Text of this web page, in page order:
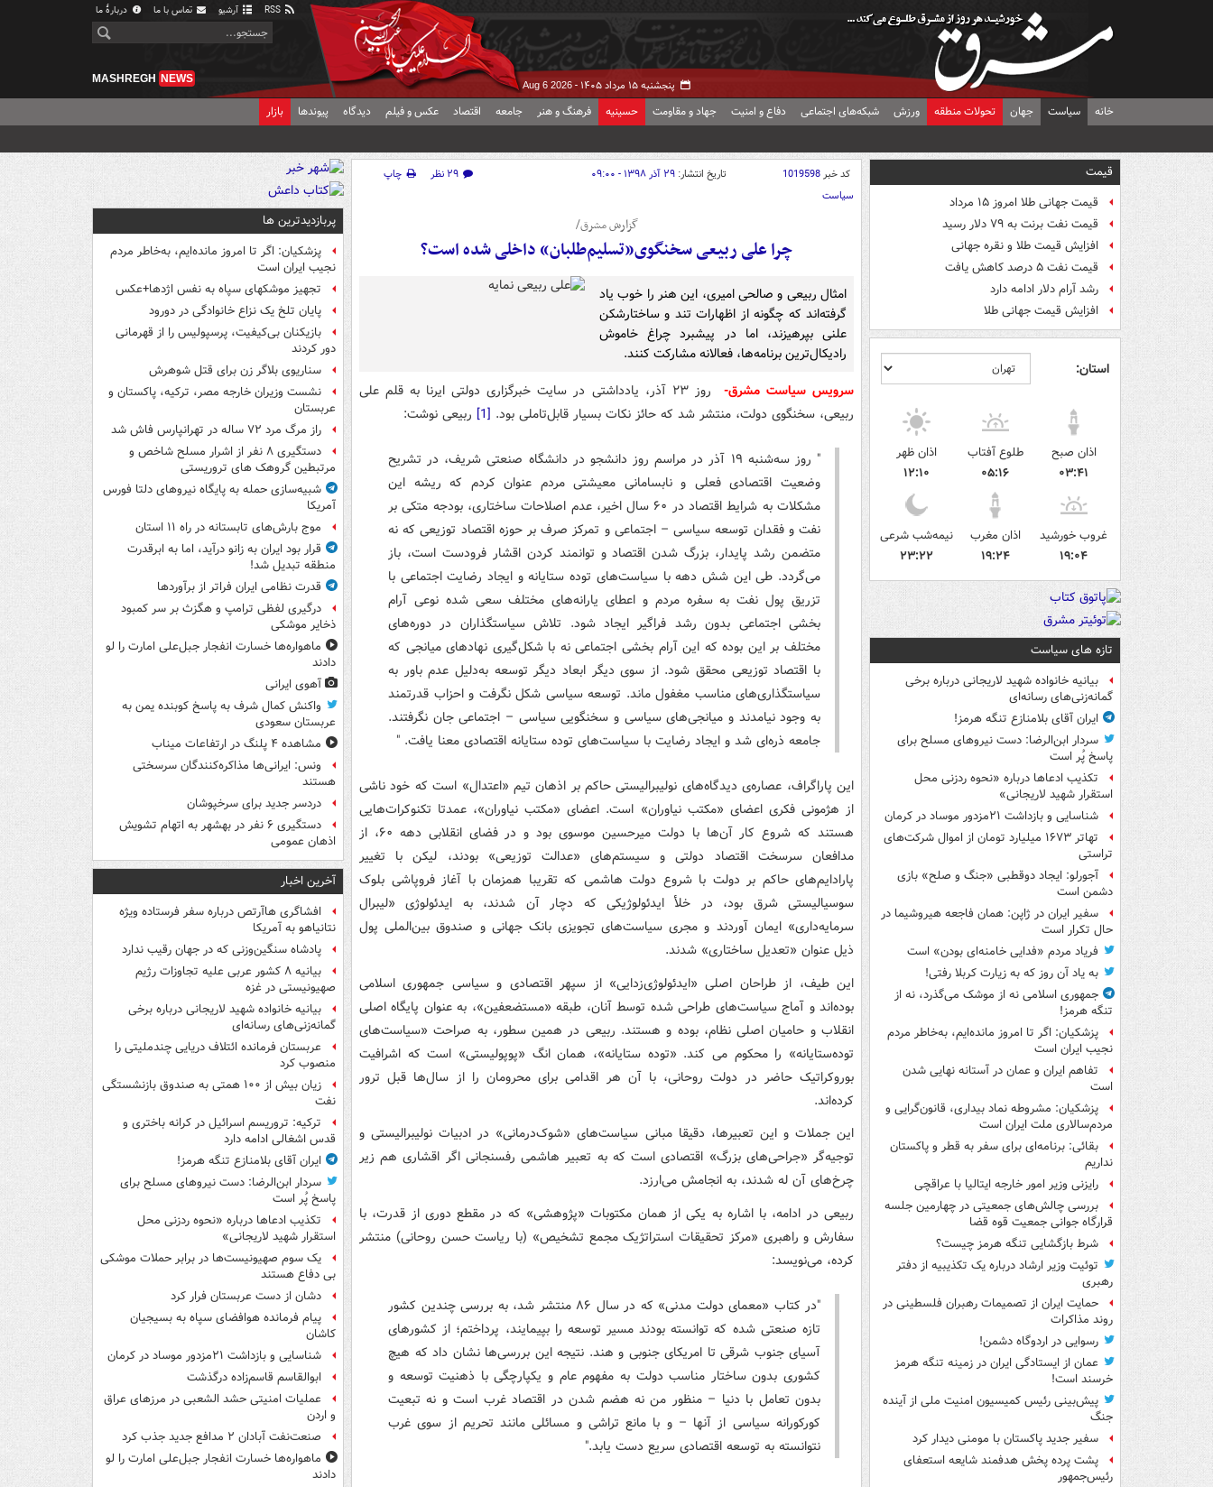
آرشیو تماس با ما دربارهٔ ما
پنجشنبه ۱۵ مرداد ۱۴۰۵ - Aug 6 2026
MASHREGH NEWS
خانه سیاست جهان تحولات منطقه ورزش شبکه‌های اجتماعی دفاع و امنیت جهاد و مقاومت حسینیه فرهنگ و هنر جامعه اقتصاد عکس و فیلم دیدگاه پیوندها بازار
قیمت
قیمت جهانی طلا امروز ۱۵ مرداد
قیمت نفت برنت به ۷۹ دلار رسید
افزایش قیمت طلا و نقره جهانی
قیمت نفت ۵ درصد کاهش یافت
رشد آرام دلار ادامه دارد
افزایش قیمت جهانی طلا
استان:
اذان صبح
۰۳:۴۱
طلوع آفتاب
۰۵:۱۶
اذان ظهر
۱۲:۱۰
غروب خورشید
۱۹:۰۴
اذان مغرب
۱۹:۲۴
نیمه‌شب شرعی
۲۳:۲۲
تازه های سیاست
بیانیه خانواده شهید لاریجانی درباره برخی
گمانه‌زنی‌های رسانه‌ای
ایران آقای بلامنازع تنگه هرمز!
سردار ابن‌الرضا: دست نیروهای مسلح برای
پاسخ پُر است
تکذیب ادعاها درباره «نحوه ردزنی محل
استقرار شهید لاریجانی»
شناسایی و بازداشت ۲۱مزدور موساد در کرمان
تهاتر ۱۶۷۳ میلیارد تومان از اموال شرکت‌های
تراستی
آجورلو: ایجاد دوقطبی «جنگ و صلح‌» بازی
دشمن است
سفیر ایران در ژاپن: همان فاجعه هیروشیما در
حال تکرار است
فریاد مردم «فدایی خامنه‌ای بودن» است
به یاد آن روز که به زیارت کربلا رفتی!
جمهوری اسلامی نه از موشک می‌گذرد، نه از
تنگه هرمز!
پزشکیان: اگر تا امروز مانده‌ایم، به‌خاطر مردم
نجیب ایران است
تفاهم ایران و عمان در آستانه نهایی شدن
است
پزشکیان: مشروطه نماد بیداری، قانون‌گرایی و
مردم‌سالاری ملت ایران است
بقائی: برنامه‌ای برای سفر به قطر و پاکستان
نداریم
رایزنی وزیر امور خارجه ایتالیا با عراقچی
بررسی چالش‌های جمعیتی در چهارمین جلسه
قرارگاه جوانی جمعیت قوه قضا
شرط بازگشایی تنگه هرمز چیست؟
توئیت وزیر ارشاد درباره یک تکذیبیه از دفتر
رهبری
حمایت ایران از تصمیمات رهبران فلسطینی در
روند مذاکرات
رسوایی در اردوگاه دشمن!
عمان از ایستادگی ایران در زمینه تنگه هرمز
خرسند است!
پیش‌بینی رئیس کمیسیون امنیت ملی از آینده
جنگ
سفیر جدید پاکستان با مومنی دیدار کرد
پشت پرده پخش هدفمند شایعه استعفای
رئیس‌جمهور
کد خبر1019598 تاریخ انتشار: ۲۹ آذر ۱۳۹۸ - ۰۹:۰۰ ۲۹ نظر
چاپ
سیاست
گزارش مشرق/
چرا علی ربیعی سخنگوی«تسلیم‌طلبان» داخلی شده است؟
امثال ربیعی و صالحی امیری، این هنر را خوب یاد
گرفته‌اند که چگونه از اظهارات تند و ساختارشکن
علنی بپرهیزند، اما در پیشبرد چراغ خاموش
رادیکال‌ترین برنامه‌ها، فعالانه مشارکت کنند.
سرویس سیاست مشرق-
روز ۲۳ آذر، یادداشتی در سایت خبرگزاری دولتی ایرنا به قلم علی
ربیعی، سخنگوی دولت، منتشر شد که حائز نکات بسیار قابل‌تاملی بود. [1] ربیعی نوشت:
" روز سه‌شنبه ۱۹ آذر در مراسم روز دانشجو در دانشگاه صنعتی شریف، در تشریح
وضعیت اقتصادی فعلی و نابسامانی معیشتی مردم عنوان کردم که ریشه این
مشکلات به شرایط اقتصاد در ۶۰ سال اخیر، عدم اصلاحات ساختاری، بودجه متکی بر
نفت و فقدان توسعه سیاسی – اجتماعی و تمرکز صرف بر حوزه اقتصاد توزیعی که نه
متضمن رشد پایدار، بزرگ شدن اقتصاد و توانمند کردن اقشار فرودست است، باز
می‌گردد. طی این شش دهه با سیاست‌های توده ستایانه و ایجاد رضایت اجتماعی با
تزریق پول نفت به سفره مردم و اعطای یارانه‌های مختلف سعی شده نوعی آرام
بخشی اجتماعی بدون رشد فراگیر ایجاد شود. تلاش سیاستگذاران در دوره‌های
مختلف بر این بوده که این آرام بخشی اجتماعی نه با شکل‌گیری نهادهای میانجی که
با اقتصاد توزیعی محقق شود. از سوی دیگر ابعاد دیگر توسعه به‌دلیل عدم باور به
سیاستگذاری‌های مناسب مغفول ماند. توسعه سیاسی شکل نگرفت و احزاب قدرتمند
به وجود نیامدند و میانجی‌های سیاسی و سخنگویی سیاسی – اجتماعی جان نگرفتند.
جامعه ذره‌ای شد و ایجاد رضایت با سیاست‌های توده ستایانه اقتصادی معنا یافت. "
این پاراگراف، عصاره‌ی دیدگاه‌های نولیبرالیستی حاکم بر اذهان تیم «اعتدال» است که خود ناشی
از هژمونی فکری اعضای «مکتب نیاوران» است. اعضای «مکتب نیاوران»، عمدتا تکنوکرات‌هایی
هستند که شروع کار آن‌ها با دولت میرحسین موسوی بود و در فضای انقلابی دهه ۶۰، از
مدافعان سرسخت اقتصاد دولتی و سیستم‌های «عدالت توزیعی» بودند، لیکن با تغییر
پارادایم‌های حاکم بر دولت با شروع دولت هاشمی که تقریبا همزمان با آغاز فروپاشی بلوک
سوسیالیستی شرق بود، در خلأ ایدئولوژیکی که دچار آن شدند، به ایدئولوژی «لیبرال
سرمایه‌داری» ایمان آوردند و مجری سیاست‌های تجویزی بانک جهانی و صندوق بین‌الملی پول
ذیل عنوان «تعدیل ساختاری» شدند.
این طیف، از طراحان اصلی «ایدئولوژی‌زدایی» از سپهر اقتصادی و سیاسی جمهوری اسلامی
بوده‌اند و آماج سیاست‌های طراحی شده توسط آنان، طبقه «مستضعفین»، به عنوان پایگاه اصلی
انقلاب و حامیان اصلی نظام، بوده و هستند. ربیعی در همین سطور، به صراحت «سیاست‌های
توده‌ستایانه» را محکوم می کند. «توده ستایانه»، همان انگ «پوپولیستی» است که اشرافیت
بوروکراتیک حاضر در دولت روحانی، با آن هر اقدامی برای محرومان را از سال‌ها قبل ترور
کرده‌اند.
این جملات و این تعبیرها، دقیقا مبانی سیاست‌های «شوک‌درمانی» در ادبیات نولیبرالیستی و
توجیه‌گر «جراحی‌های بزرگ» اقتصادی است که به تعبیر هاشمی رفسنجانی اگر اقشاری هم زیر
چرخ‌های آن له شدند، به انجامش می‌ارزد.
ربیعی در ادامه، با اشاره به یکی از همان مکتوبات «پژوهشی» که در مقطع دوری از قدرت، با
سفارش و راهبری «مرکز تحقیقات استراتژیک مجمع تشخیص» (با ریاست حسن روحانی) منتشر
کرده، می‌نویسد:
"‌در کتاب «معمای دولت مدنی» که در سال ۸۶ منتشر شد، به بررسی چندین کشور
تازه صنعتی شده که توانسته بودند مسیر توسعه را بپیمایند، پرداختم؛ از کشورهای
آسیای جنوب شرقی تا امریکای جنوبی و هند. نتیجه این بررسی‌ها نشان داد که هیچ
کشوری بدون ساختار مناسب دولت به مفهوم عام و یکپارچگی با ذهنیت توسعه و
بدون تعامل با دنیا – منظور من نه هضم شدن در اقتصاد غرب است و نه تبعیت
کورکورانه سیاسی از آنها – و با مانع تراشی و مسائلی مانند تحریم از سوی غرب
نتوانسته به توسعه اقتصادی سریع دست یابد.‌"
پربازدیدترین ها
پزشکیان: اگر تا امروز مانده‌ایم، به‌خاطر مردم
نجیب ایران است
تجهیز موشکهای سپاه به نفس اژدها+عکس
پایان تلخ یک نزاع خانوادگی در دورود
بازیکنان بی‌کیفیت، پرسپولیس را از قهرمانی
دور کردند
سناریوی بلاگر زن برای قتل شوهرش
نشست وزیران خارجه مصر، ترکیه، پاکستان و
عربستان
راز مرگ مرد ۷۲ ساله در تهرانپارس فاش شد
دستگیری ۸ نفر از اشرار مسلح شاخص و
مرتبطین گروهک های تروریستی
شبیه‌سازی حمله به پایگاه نیروهای دلتا فورس
آمریکا
موج بارش‌های تابستانه در راه ۱۱ استان
قرار بود ایران به زانو درآید، اما به ابرقدرت
منطقه تبدیل شد!
قدرت نظامی ایران فراتر از برآوردها
درگیری لفظی ترامپ و هگزث بر سر کمبود
ذخایر موشکی
ماهواره‌ها خسارت انفجار جبل‌علی امارت را لو
دادند
آهوی ایرانی
واکنش کمال شرف به پاسخ کوبنده یمن به
عربستان سعودی
مشاهده ۴ پلنگ در ارتفاعات میناب
ونس: ایرانی‌ها مذاکره‌کنندگان سرسختی
هستند
دردسر جدید برای سرخپوشان
دستگیری ۶ نفر در بهشهر به اتهام تشویش
اذهان عمومی
آخرین اخبار
افشاگری هاآرتص درباره سفر فرستاده ویژه
نتانیاهو به آمریکا
پادشاه سنگین‌وزنی که در جهان رقیب ندارد
بیانیه ۸ کشور عربی علیه تجاوزات رژیم
صهیونیستی در غزه
بیانیه خانواده شهید لاریجانی درباره برخی
گمانه‌زنی‌های رسانه‌ای
عربستان فرمانده ائتلاف دریایی چندملیتی را
منصوب کرد
زیان بیش از ۱۰۰ همتی به صندوق‌ بازنشستگی
نفت
ترکیه: تروریسم اسرائیل در کرانه باختری و
قدس اشغالی ادامه دارد
ایران آقای بلامنازع تنگه هرمز!
سردار ابن‌الرضا: دست نیروهای مسلح برای
پاسخ پُر است
تکذیب ادعاها درباره «نحوه ردزنی محل
استقرار شهید لاریجانی»
یک‌ سوم صهیونیست‌ها در برابر حملات موشکی
بی دفاع هستند
دشان از دست عربستان فرار کرد
پیام فرمانده هوافضای سپاه به بسیجیان
کاشان
شناسایی و بازداشت ۲۱مزدور موساد در کرمان
ابوالقاسم قاسم‌زاده درگذشت
عملیات امنیتی حشد الشعبی در مرزهای عراق
و اردن
صنعت‌نفت آبادان ۲ مدافع جدید جذب کرد
ماهواره‌ها خسارت انفجار جبل‌علی امارت را لو
دادند